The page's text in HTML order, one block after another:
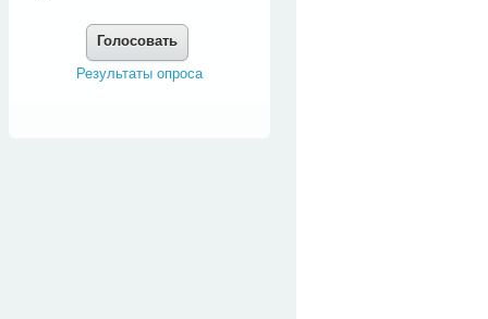
Голосовать
Результаты опроса